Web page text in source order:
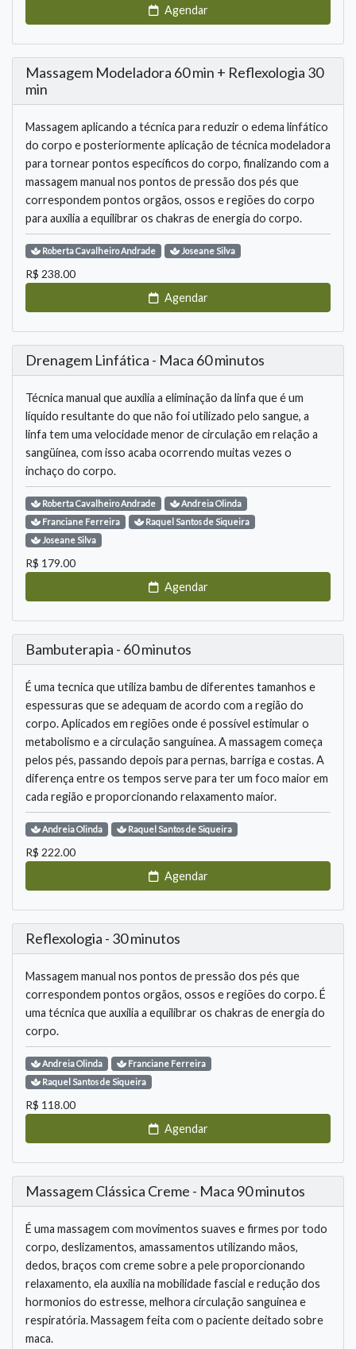
Agendar
Massagem Modeladora 60 min + Reflexologia 30
min
Massagem aplicando a técnica para reduzir o edema linfático
do corpo e posteriormente aplicação de técnica modeladora
para tornear pontos específicos do corpo, finalizando com a
massagem manual nos pontos de pressão dos pés que
correspondem pontos orgãos, ossos e regiões do corpo
para auxilia a equilibrar os chakras de energia do corpo.
RobertaCavalheiro Andrade Joseane Silva
R$ 238.00
Agendar
Drenagem Linfática - Maca 60 minutos
Técnica manual que auxilia a eliminação da linfa que é um
líquido resultante do que não foi utilizado pelo sangue, a
linfa tem uma velocidade menor de circulação em relação a
sangüínea, com isso acaba ocorrendo muitas vezes o
inchaço do corpo.
RobertaCavalheiro Andrade AndreiaOlinda
Franciane Ferreira Raquel Santos de Siqueira
Joseane Silva
R$ 179.00
Agendar
Bambuterapia - 60 minutos
É uma tecnica que utiliza bambu de diferentes tamanhos e
espessuras que se adequam de acordo com a região do
corpo. Aplicados em regiões onde é possível estimular o
metabolismo e a circulação sanguínea. A massagem começa
pelos pés, passando depois para pernas, barriga e costas. A
diferença entre os tempos serve para ter um foco maior em
cada região e proporcionando relaxamento maior.
AndreiaOlinda Raquel Santos de Siqueira
R$ 222.00
Agendar
Reflexologia - 30 minutos
Massagem manual nos pontos de pressão dos pés que
correspondem pontos orgãos, ossos e regiões do corpo. É
uma técnica que auxilia a equilibrar os chakras de energia do
corpo.
AndreiaOlinda Franciane Ferreira
Raquel Santos de Siqueira
R$ 118.00
Agendar
Massagem Clássica Creme - Maca 90 minutos
É uma massagem com movimentos suaves e firmes por todo
corpo, deslizamentos, amassamentos utilizando mãos,
dedos, braços com creme sobre a pele proporcionando
relaxamento, ela auxilia na mobilidade fascial e redução dos
hormonios do estresse, melhora circulação sanguinea e
respiratória. Massagem feita com o paciente deitado sobre
maca.